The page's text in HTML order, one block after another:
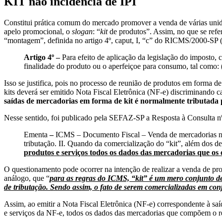
Constitui prática comum do mercado promover a venda de várias
apelo promocional, o slogan: “kitde produtos”. Assim, no que se
“montagem”, definida no artigo 4º, caput, I, “c” do RICMS/2000-
Artigo 4º –Para efeito de aplicação da legislação do imposto,
finalidade do produto ou o aperfeiçoe para consumo, tal
Isso se justifica, pois no processo de reunião de produtos em forma
kits deverá ser emitido Nota Fiscal Eletrônica (NF-e) discriminando
saídas de mercadorias em forma de kit é normalmente
Nesse sentido, foi publicado pela SEFAZ-SP a Resposta à Consulta
Ementa –ICMS – Documento Fiscal – Venda de mercadorias
tributação. II. Quando da comercialização do “kit”, além dos
produtos e serviços todos os dados das mercadorias que
O questionamento pode ocorrer na intenção de realizar a venda de
análogo, que “para as regras do ICMS, “kit” é um mero conjunto
de tributação. Sendo assim, o fato de serem comercializadas em
Assim, ao emitir a Nota Fiscal Eletrônica (NF-e) correspondente à
e serviços da NF-e, todos os dados das mercadorias que compõem